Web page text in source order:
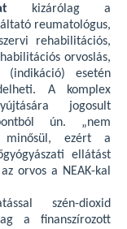
kizárólag a
reumatológus,
rehabilitációs,
orvoslás,
esetén
A komplex
jogosult
ún. „nem
minősül, ezért a
ellátást
orvos a NEAK-kal
szén-dioxid
a finanszírozott